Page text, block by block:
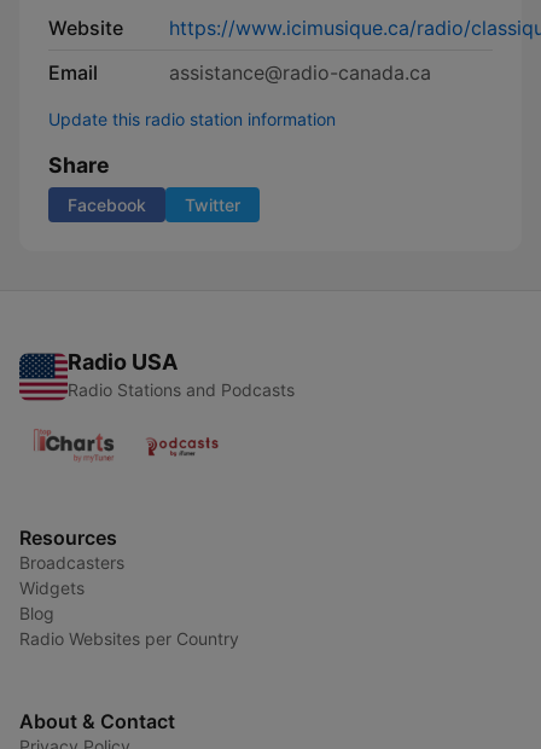
Website
https://www.icimusique.ca/radio/
Email
assistance@radio-canada.ca
Update this radio station information
Share
Facebook Twitter
Radio USA
Radio Stations and Podcasts
Resources
Broadcasters
Widgets
Blog
Radio Websites per Country
About & Contact